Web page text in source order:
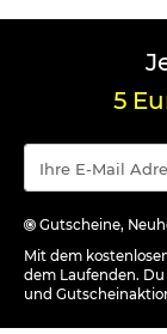
5
Gutscheine,
Mit dem
dem Laufenden.
und